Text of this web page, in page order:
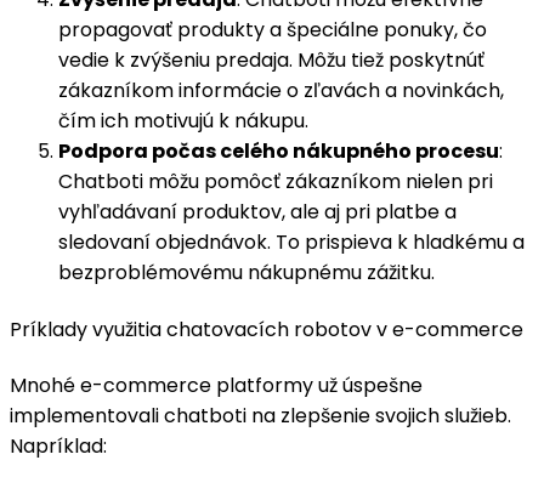
propagovať produkty a špeciálne ponuky, čo
vedie k zvýšeniu predaja. Môžu tiež poskytnúť
zákazníkom informácie o zľavách a novinkách,
čím ich motivujú k nákupu.
Podpora počas celého nákupného procesu:
Chatboti môžu pomôcť zákazníkom nielen pri
vyhľadávaní produktov, ale aj pri platbe a
sledovaní objednávok. To prispieva k hladkému a
bezproblémovému nákupnému zážitku.
Príklady využitia chatovacích robotov v e-commerce
Mnohé e-commerce platformy už úspešne
implementovali chatboti na zlepšenie svojich služieb.
Napríklad: